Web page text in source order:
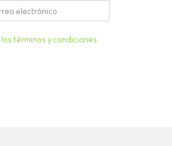
términos y condiciones